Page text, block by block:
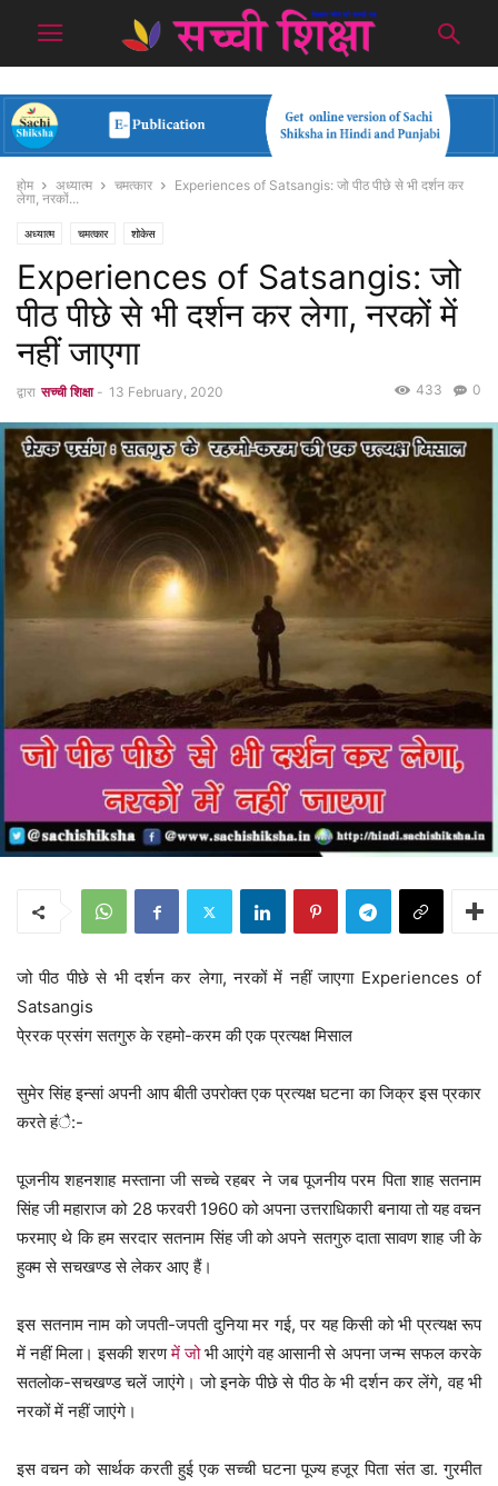
होम अध्यात्म चमत्कार
Experiences of Satsangis: जो पीठ पीछे से भी दर्शन कर
लेगा, नरकों...
अध्यात्म चमत्कार शोकेस
Experiences of Satsangis: जो
पीठ पीछे से भी दर्शन कर लेगा, नरकों में
नहीं जाएगा
द्वारा सच्ची शिक्षा - 13 February, 2020 0
433
जो पीठ पीछे से भी दर्शन कर लेगा, नरकों में नहीं जाएगा Experiences of
Satsangis
पे्ररक प्रसंग सतगुरु के रहमो-करम की एक प्रत्यक्ष मिसाल
सुमेर सिंह इन्सां अपनी आप बीती उपरोक्त एक प्रत्यक्ष घटना का जिक्र इस प्रकार
करते हंै:-
पूजनीय शहनशाह मस्ताना जी सच्चे रहबर ने जब पूजनीय परम पिता शाह सतनाम
सिंह जी महाराज को 28 फरवरी 1960 को अपना उत्तराधिकारी बनाया तो यह वचन
फरमाए थे कि हम सरदार सतनाम सिंह जी को अपने सतगुरु दाता सावण शाह जी के
हुक्म से सचखण्ड से लेकर आए हैं।
इस सतनाम नाम को जपती-जपती दुनिया मर गई, पर यह किसी को भी प्रत्यक्ष रूप
में नहीं मिला। इसकी शरणमें जोभी आएंगे वह आसानी से अपना जन्म सफल करके
सतलोक-सचखण्ड चलें जाएंगे। जो इनके पीछे से पीठ के भी दर्शन कर लेंगे, वह भी
नरकों में नहीं जाएंगे।
इस वचन को सार्थक करती हुई एक सच्ची घटना पूज्य हजूर पिता संत डा. गुरमीत